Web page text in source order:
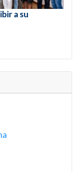
a su